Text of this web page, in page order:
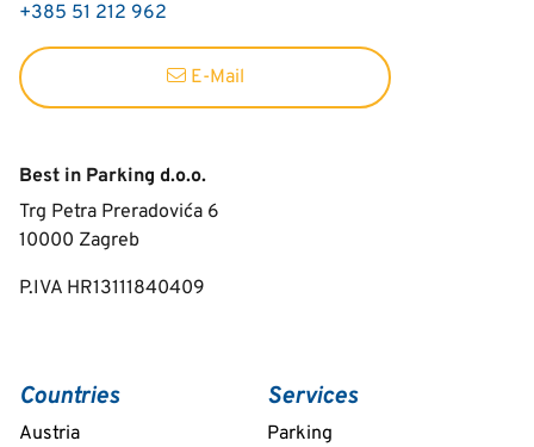
+385 51 212 962
E-Mail
Best in Parking d.o.o.
Trg Petra Preradovića 6
10000 Zagreb
P.IVA HR13111840409
Countries
Austria
Services
Parking